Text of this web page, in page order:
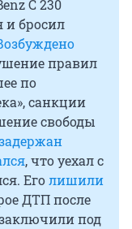
C 230
и бросил
правил
по
санкции
свободы
, что уехал с
Еголишили
ДТП после
под